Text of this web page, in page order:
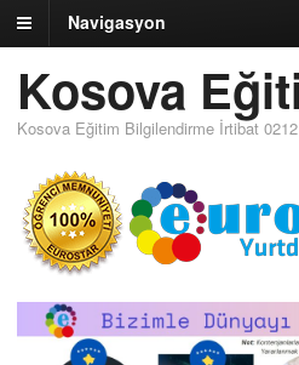
Navigasyon
Kosova
Kosova Eğitim Bilgilendirme İrtibat